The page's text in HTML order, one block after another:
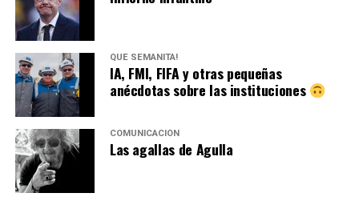
QUÉ SEMANITA!
IA, FMI, FIFA y otras pequeñas
anécdotas sobre las instituciones
COMUNICACIÓN
Las agallas de Agulla